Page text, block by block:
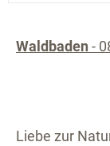
Waldbaden -
Liebe zur